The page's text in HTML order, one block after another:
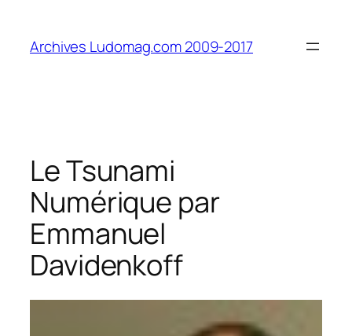
contenu
Archives Ludomag.com 2009-2017
Le Tsunami
Numérique par
Emmanuel
Davidenkoff